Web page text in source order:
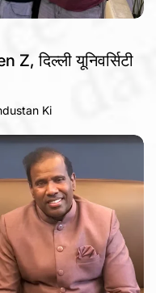
दिल्ली यूनिवर्सिटी
Ki